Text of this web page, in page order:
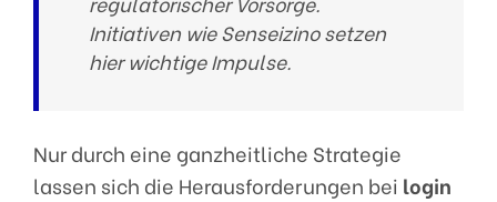
Initiativen wie Senseizino setzen
hier wichtige Impulse.
Nur durch eine ganzheitliche Strategie
lassen sich die Herausforderungen bei login